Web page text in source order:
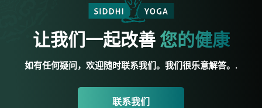
让我们一起改善 您的健康
如有任何疑问，欢迎随时联系我们。我们很乐意解答。.
联系我们